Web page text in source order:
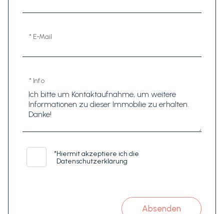
* E-Mail
* Info
*Hiermit akzeptiere ich die
Datenschutzerklärung
Absenden